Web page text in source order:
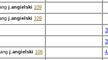
j.angielski 109
j.angielski 109
j.angielski 106